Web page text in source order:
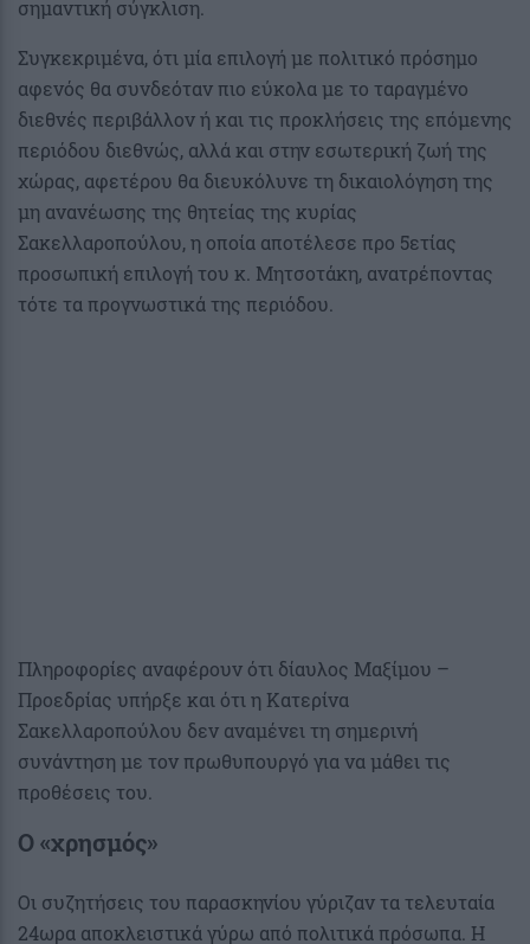
σημαντική σύγκλιση.
Συγκεκριμένα, ότι μία επιλογή με πολιτικό πρόσημο
αφενός θα συνδεόταν πιο εύκολα με το ταραγμένο
διεθνές περιβάλλον ή και τις προκλήσεις της επόμενης
περιόδου διεθνώς, αλλά και στην εσωτερική ζωή της
χώρας, αφετέρου θα διευκόλυνε τη δικαιολόγηση της
μη ανανέωσης της θητείας της κυρίας
Σακελλαροπούλου, η οποία αποτέλεσε προ 5ετίας
προσωπική επιλογή του κ. Μητσοτάκη, ανατρέποντας
τότε τα προγνωστικά της περιόδου.
Πληροφορίες αναφέρουν ότι δίαυλος Μαξίμου –
Προεδρίας υπήρξε και ότι η Κατερίνα
Σακελλαροπούλου δεν αναμένει τη σημερινή
συνάντηση με τον πρωθυπουργό για να μάθει τις
προθέσεις του.
Ο «χρησμός»
Οι συζητήσεις του παρασκηνίου γύριζαν τα τελευταία
24ωρα αποκλειστικά γύρω από πολιτικά πρόσωπα. Η